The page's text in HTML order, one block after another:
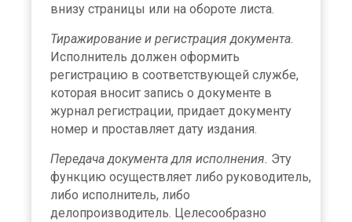
внизу страницы или на обороте листа.
Тиражирование и регистрация документа.
Исполнитель должен оформить
регистрацию в соответствующей службе,
которая вносит запись о документе в
журнал регистрации, придает документу
номер и проставляет дату издания.
Передача документа для исполнения. Эту
функцию осуществляет либо руководитель,
либо исполнитель, либо
делопроизводитель. Целесообразно